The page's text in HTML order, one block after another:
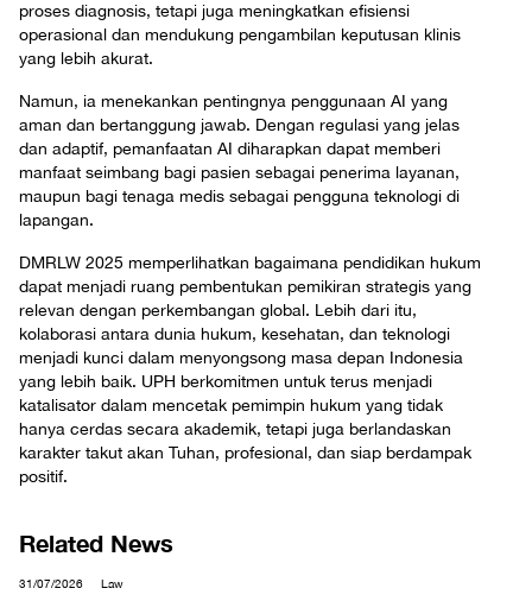
proses diagnosis, tetapi juga meningkatkan efisiensi
operasional dan mendukung pengambilan keputusan klinis
yang lebih akurat.
Namun, ia menekankan pentingnya penggunaan AI yang
aman dan bertanggung jawab. Dengan regulasi yang jelas
dan adaptif, pemanfaatan AI diharapkan dapat memberi
manfaat seimbang bagi pasien sebagai penerima layanan,
maupun bagi tenaga medis sebagai pengguna teknologi di
lapangan.
DMRLW 2025 memperlihatkan bagaimana pendidikan hukum
dapat menjadi ruang pembentukan pemikiran strategis yang
relevan dengan perkembangan global. Lebih dari itu,
kolaborasi antara dunia hukum, kesehatan, dan teknologi
menjadi kunci dalam menyongsong masa depan Indonesia
yang lebih baik. UPH berkomitmen untuk terus menjadi
katalisator dalam mencetak pemimpin hukum yang tidak
hanya cerdas secara akademik, tetapi juga berlandaskan
karakter takut akan Tuhan, profesional, dan siap berdampak
positif.
Related News
31/07/2026 Law